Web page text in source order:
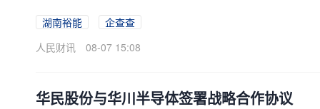
湖南裕能
企查查
人民财讯
08-07 15:08
华民股份与华川半导体签署战略合作协议